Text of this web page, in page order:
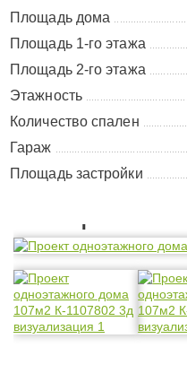
Площадь дома
Площадь 1-го этажа
Площадь 2-го этажа
Этажность
Количество спален
Гараж
Площадь застройки